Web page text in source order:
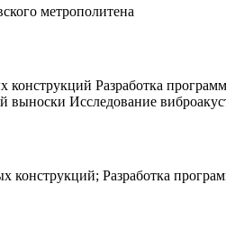
метрополитена
конструкций Разработка
Исследование
конструкций; Разработка